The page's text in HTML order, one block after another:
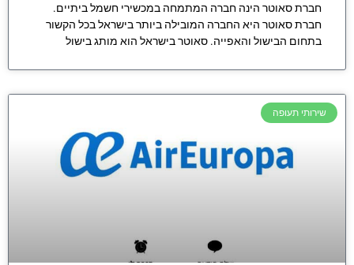
חברת סאוטר הינה חברה המתמחה במכשירי חשמל ביתיים.
חברת סאוטר היא החברה המובילה ביותר בישראל בכל הקשור
בתחום הבישול והאפייה. סאוטר בישראל הוא מותג בישול
שירותי תעופה